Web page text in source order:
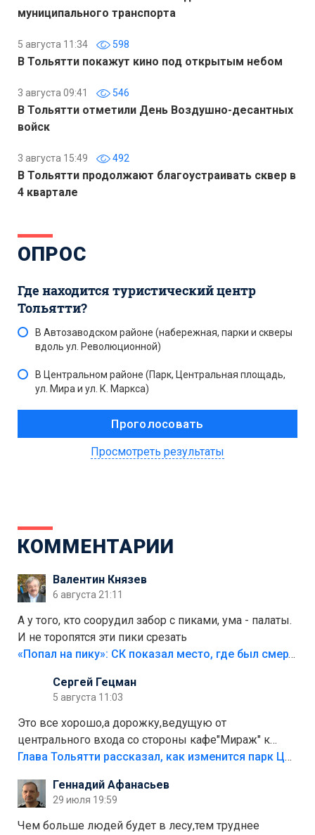
муниципального транспорта
5 августа 11:34 598
В Тольятти покажут кино под открытым небом
3 августа 09:41 546
В Тольятти отметили День Воздушно-десантных
войск
3 августа 15:49 492
В Тольятти продолжают благоустраивать сквер в
4 квартале
ОПРОС
Где находится туристический центр
Тольятти?
В Автозаводском районе (набережная, парки и скверы
вдоль ул. Революционной)
В Центральном районе (Парк, Центральная площадь,
ул. Мира и ул. К. Маркса)
Просмотреть результаты
КОММЕНТАРИИ
Валентин Князев
6 августа 21:11
А у того, кто соорудил забор с пиками, ума - палаты.
И не торопятся эти пики срезать
«Попал на пику»: СК показал место, где был смертельно травмирован ребенок в Тольятти
Сергей Гецман
5 августа 11:03
Это все хорошо,а дорожку,ведущую от
центрального входа со стороны кафе"Мираж" к
аттракционам слабо доделать?А то бордюры
лежала в парке и испортилась.Да еще,видимо,часть
украли.
Глава Тольятти рассказал, как изменится парк Центрального района
Геннадий Афанасьев
29 июля 19:59
Чем больше людей будет в лесу,тем труднее